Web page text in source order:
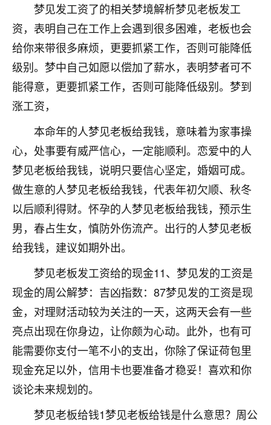
梦见发工资了的相关梦境解析梦见老板发工
资，表明自己在工作上会遇到很多困难，老板也会
给你来带很多麻烦，更要抓紧工作，否则可能降低
级别。梦中自己如愿以偿加了薪水，表明梦者可不
能得意，更要抓紧工作，否则可能降低级别。梦到
涨工资，
本命年的人梦见老板给我钱，意味着为家事操
心，处事要有威严信心，一定能顺利。恋爱中的人
梦见老板给我钱，说明只要信心坚定，婚姻可成。
做生意的人梦见老板给我钱，代表年初欠顺、秋冬
以后顺利得财。怀孕的人梦见老板给我钱，预示生
男，春占生女，慎防外伤流产。出行的人梦见老板
给我钱，建议如期外出。
梦见老板发工资给的现金11、梦见发的工资是
现金的周公解梦：吉凶指数：87梦见发的工资是现
金，对理财活动较为关注的一天，这两天会有一些
亮点出现在你身边，让你颇为心动。此外，也有可
能需要你支付一笔不小的支出，你除了保证荷包里
现金充足以外，信用卡也要准备才稳妥！喜欢和你
谈论未来规划的。
梦见老板给钱1梦见老板给钱是什么意思？周公
师，一开始我是病急乱投医，这半年来，法事一个个
做完，我女儿跟变了个人一样，不期望她能考多好的
大学，只要能安安稳稳的把书读了，身体心理都健健
康康的我就很知足了！
鹿森：可怜天下父母心啊！
3小时前 来自河北
付深
我是公司人事调整，有升迁机会，但同时竞争的我们
三个，找老师的时候是抱着侥幸心理，没想到老师看
着我晋升有望，我半信半疑的按照老师建议，做了化
太岁还有一个发钱粮，本来年前的人事调整，拖到年
后，我以为都没戏了，结果开年一上班，开会提拔升
职第一个就是我，职务无所谓，主要是底薪加了
3000，非常开心，无论如何，感恩感谢！🙏🏻
鹿森 ：恭喜升职加薪！！，请客吗？�
12小时前 来自北京 32
心心相印
我身体不太好，总是病病殃殃的，去检查又没什么大
问题，反正就是不舒服。中医西医看遍了，找不到问
题，后来无意中看到有人推荐慧来老师，跟老师聊过
之后，心情豁然开朗，也听老师建议，处理了一些因
果问题。今年以来，身体比以前好多，主要是心情好
了，老师说境随心转，现在深有体会了。